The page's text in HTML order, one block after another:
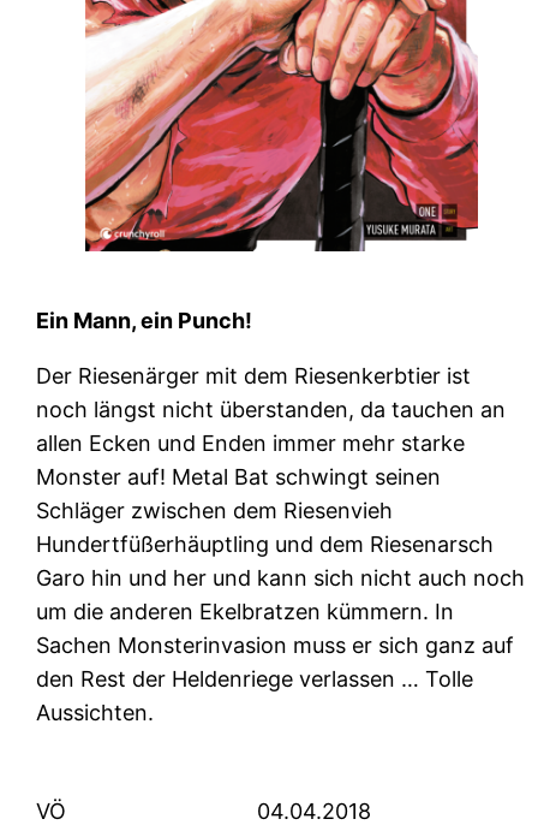
Ein Mann, ein Punch!
Der Riesenärger mit dem Riesenkerbtier ist
noch längst nicht überstanden, da tauchen an
allen Ecken und Enden immer mehr starke
Monster auf! Metal Bat schwingt seinen
Schläger zwischen dem Riesenvieh
Hundertfüßerhäuptling und dem Riesenarsch
Garo hin und her und kann sich nicht auch noch
um die anderen Ekelbratzen kümmern. In
Sachen Monsterinvasion muss er sich ganz auf
den Rest der Heldenriege verlassen … Tolle
Aussichten.
VÖ 04.04.2018